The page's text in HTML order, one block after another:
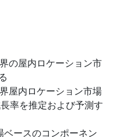
の屋内ロケーション市
屋内ロケーション市場
率を推定および予測す
ベースのコンポーネン